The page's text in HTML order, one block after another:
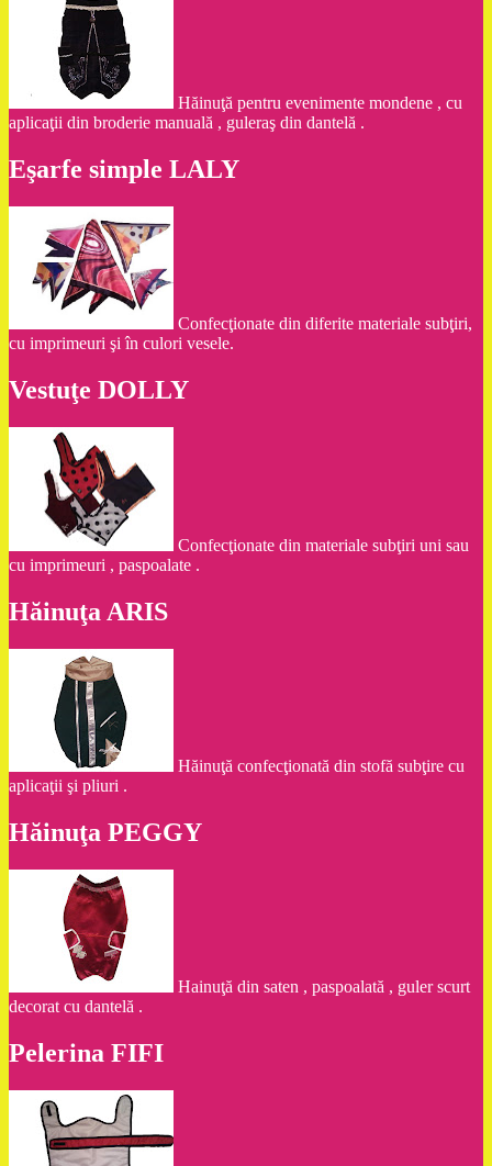
Hăinuţă pentru evenimente mondene , cu
aplicaţii din broderie manuală , guleraş din dantelă .
Eşarfe simple LALY
Confecţionate din diferite materiale subţiri,
cu imprimeuri şi în culori vesele.
Vestuţe DOLLY
Confecţionate din materiale subţiri uni sau
cu imprimeuri , paspoalate .
Hăinuţa ARIS
Hăinuţă confecţionată din stofă subţire cu
aplicaţii şi pliuri .
Hăinuţa PEGGY
Hainuţă din saten , paspoalată , guler scurt
decorat cu dantelă .
Pelerina FIFI